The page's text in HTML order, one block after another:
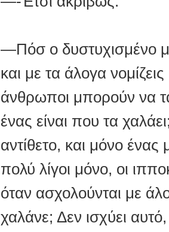
—Πόσ ο δυστυχισμένο
και με τα άλογα νομίζεις
άνθρωποι μπορούν να
ένας είναι που τα
αντίθετο, και μόνο
πολύ λίγοι μόνο, οι
όταν ασχολούνται με
χαλάνε; Δεν ισχύει